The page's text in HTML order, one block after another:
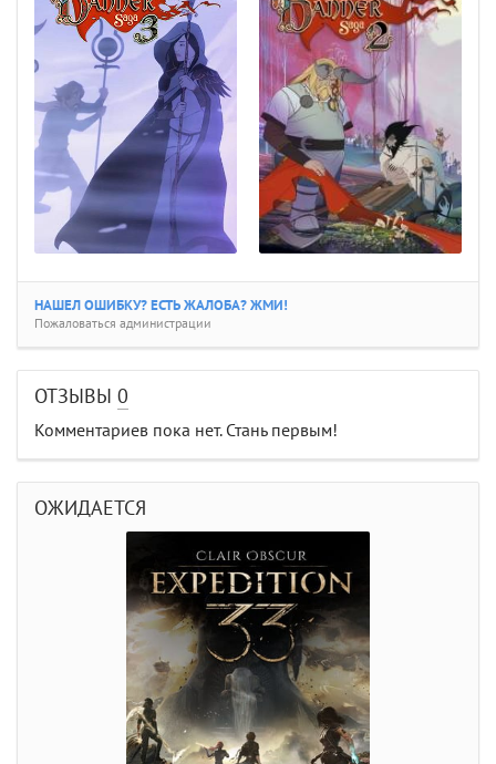
НАШЕЛ ОШИБКУ? ЕСТЬ ЖАЛОБА? ЖМИ!
Пожаловаться администрации
ОТЗЫВЫ 0
Комментариев пока нет. Стань первым!
ОЖИДАЕТСЯ